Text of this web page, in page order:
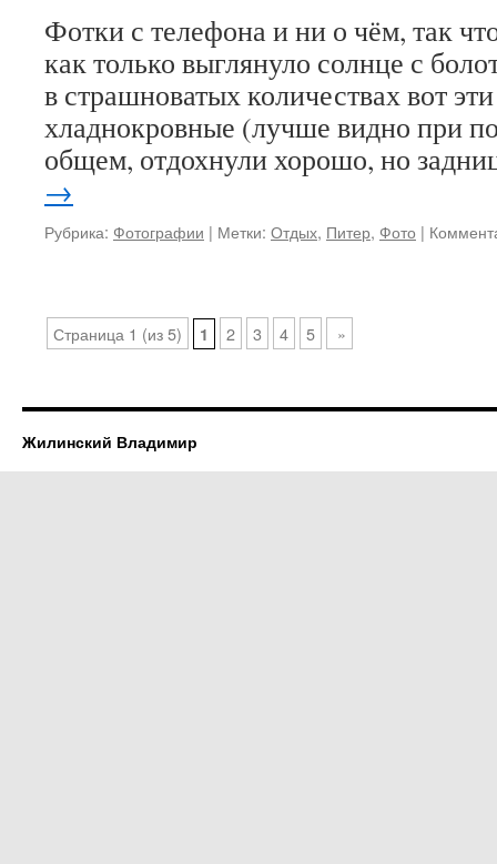
Фотки с телефона и ни о чём, так
как только выглянуло солнце с
в страшноватых количествах вот
хладнокровные (лучше видно при
общем, отдохнули хорошо, но
→
Рубрика: Фотографии | Метки: Отдых, Питер, Фото |
Страница 1 (из 5) 1 2 3 4 5 »
Жилинский Владимир